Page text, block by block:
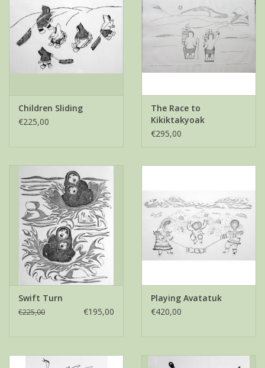
Children Sliding
€225,00
The Race to
Kikiktakyoak
€295,00
Swift Turn
€225,00 €195,00
Playing Avatatuk
€420,00